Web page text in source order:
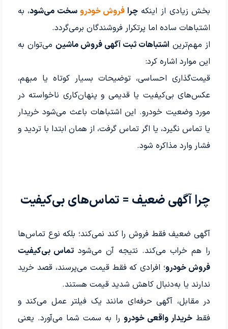
بخش زیادی از اینکهچرا فروش خودرو سخت می‌شود، به
اشتباهات ساده اما پرتکرار فروشندگان برمی‌گردد.
از مهم‌ترین اشتباهات ثبت آگهی فروش ماشین می‌توان به
این موارد اشاره کرد:
قیمت‌گذاری احساسی، توضیحات بسیار کوتاه یا مبهم،
عکس‌های بی‌کیفیت یا قدیمی و پنهان‌کاری ناخواسته در
مورد وضعیت خودرو. این اشتباهات باعث می‌شود خریدار
یا تماس نگیرد، یا اگر تماس گرفت، از همان ابتدا با تردید و
فشار وارد مذاکره شود.
چرا آگهی ضعیف = تماس‌های بی‌کیفیت
آگهی ضعیف فقط فروش را کند نمی‌کند؛ بلکه نوع تماس‌ها
را هم خراب می‌کند. نتیجه آن می‌شودتماس بی‌کیفیت
فروش خودرو؛ افرادی که فقط قیمت می‌پرسند، قصد خرید
ندارند یا به‌دنبال کاهش شدید قیمت هستند.
در مقابل، آگهی حرفه‌ای مانند یک فیلتر عمل می‌کند و
فقط خریدار واقعی خودرو را به سمت شما می‌آورد. یعنی